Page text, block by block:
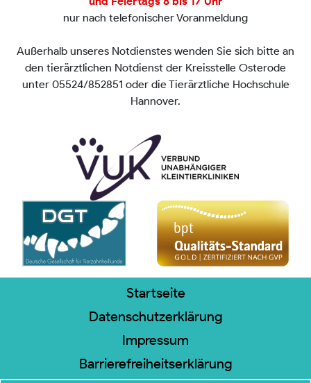
nur nach telefonischer Voranmeldung
Außerhalb unseres Notdienstes wenden Sie sich bitte an
den tierärztlichen Notdienst der Kreisstelle Osterode
unter 05524/852851 oder die Tierärztliche Hochschule
Hannover.
Startseite
Datenschutzerklärung
Impressum
Barrierefreiheitserklärung